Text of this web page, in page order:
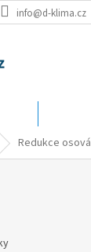
info@d-klima.cz
Redukce osová